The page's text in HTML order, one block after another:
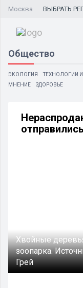
Москва ВЫБРАТЬ
Общество
ЭКОЛОГИЯ ТЕХНОЛОГИИ
МНЕНИЕ
ЗДОРОВЬЕ
Хвойные
зоопарка.
Грей